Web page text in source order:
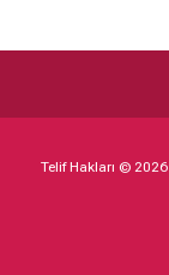
Telif Hakları © 2026